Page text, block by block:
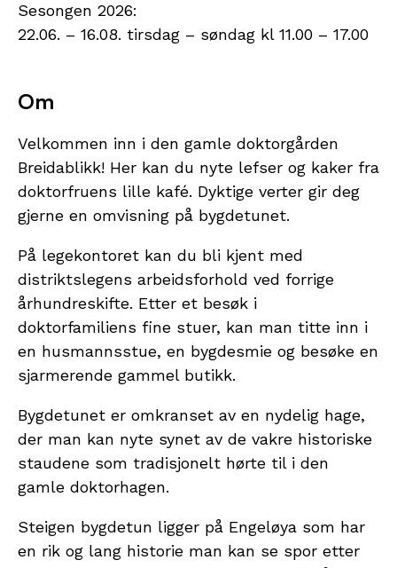
Sesongen 2026:
22.06. – 16.08. tirsdag – søndag kl 11.00 – 17.00
Om
Velkommen inn i den gamle doktorgården
Breidablikk! Her kan du nyte lefser og kaker fra
doktorfruens lille kafé. Dyktige verter gir deg
gjerne en omvisning på bygdetunet.
På legekontoret kan du bli kjent med
distriktslegens arbeidsforhold ved forrige
århundreskifte. Etter et besøk i
doktorfamiliens fine stuer, kan man titte inn i
en husmannsstue, en bygdesmie og besøke en
sjarmerende gammel butikk.
Bygdetunet er omkranset av en nydelig hage,
der man kan nyte synet av de vakre historiske
staudene som tradisjonelt hørte til i den
gamle doktorhagen.
Steigen bygdetun ligger på Engeløya som har
en rik og lang historie man kan se spor etter